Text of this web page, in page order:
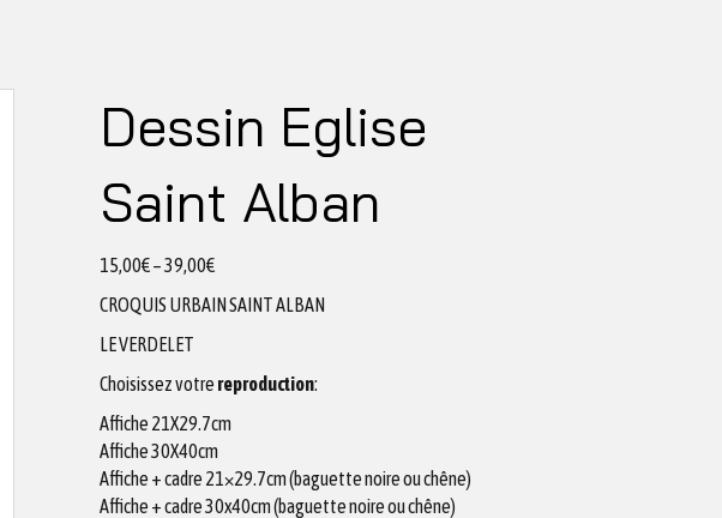
Dessin Eglise
Saint Alban
15,00€–39,00€
CROQUIS URBAIN SAINT ALBAN
LE VERDELET
Choisissez votre reproduction:
Affiche 21X29.7cm
Affiche 30X40cm
Affiche + cadre 21×29.7cm (baguette noire ou chêne)
Affiche + cadre 30x40cm (baguette noire ou chêne)